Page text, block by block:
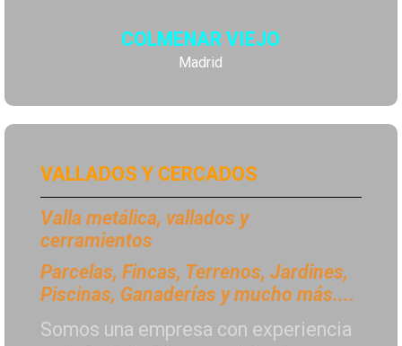
COLMENAR VIEJO
Madrid
VALLADOS Y CERCADOS
Valla metálica, vallados y
cerramientos
Parcelas, Fincas, Terrenos, Jardines,
Piscinas, Ganaderías y mucho más....
Somos una empresa con experiencia